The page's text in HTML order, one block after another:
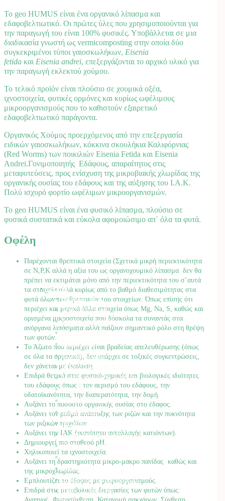
Το geo HUMUS είναι ένα οργανικό λίπασμα και
εδαφοβελτιωτικό. Οι πρώτες ύλες που χρησιμοποιούνται για
την παραγωγή του είναι 100% φυσικές. Υποβάλλεται σε μια
διαδικασία γνωστή ως vermicomposting στην οποία δύο
συγκεκριμένοι τύποι γαιοσκωλήκων, Eisenia
fetida και Eisenia andrei, επεξεργάζονται το αρχικό υλικό για
την παραγωγή εκλεκτού χούμου.
Το τελικό προϊόν είναι πλούσιο σε χουμικά οξέα,
ιχνοστοιχεία, φυτικές ορμόνες και κυρίως ωφέλιμους
μικροοργανισμούς που το καθιστούν εξαιρετικό
εδαφοβελτιωτικό παράγοντα.
Οργανικός Χούμος προερχόμενος από την επεξεργασία
ειδικών γαιοσκωλήκων, κόκκινα σκουλήκια Καλιφόρνιας
(Red Worms) των ποικιλιών Eisenia Fetida και Eisenia
Andrei.Γονιμοποιητής Εδάφους, απαραίτητος στις
μεταφυτεύσεις, προς ενίσχυση της μικροβιακής χλωρίδας της
οργανικής ουσίας του εδάφους και της αύξησης του Ι.Α.Κ.
Πολύ ισχυρό φορτίο ωφέλιμων μικροοργανισμών.
Το geo HUMUS είναι ένα φυσικό λίπασμα, πλούσιο σε
φυσικά συστατικά και εύκολα αφομοιώσιμο απ΄ όλα τα φυτά.
Οφέλη
Παρέχονται θρεπτικά στοιχεία (Σχετικά μικρή περιεκτικότητα
σε Ν,Ρ,Κ αλλά η αξία του ως οργανοχουμικό λίπασμα δεν θα
πρέπει να εκτιμάται μόνο από την περιεκτικότητα του σ’αυτά
τα στοιχεία αλλά κυρίως από το βαθμό διαθεσιμότητας στα
φυτά όλων των θρεπτικών του στοιχείων. Όπως επίσης ότι
περιέχει και μερικά άλλα στοιχεία όπως Mg, Na, S, καθώς και
ορισμένα μικροστοιχεία που δύσκολα τα συναντάς στα
ανόργανα λιπάσματα αλλά παίζουν σημαντικό ρόλο στη θρέψη
των φυτών.
Το Άζωτο που περιέχει είναι βραδείας απελευθέρωσης (όπως
σε όλα τα οργανικά), δεν υπάρχει σε τοξικές συγκεντρώσεις,
δεν χάνεται με έκπλυση.
Επιδρά θετικά στις φυσικό-χημικές και βιολογικές ιδιότητες
του εδάφους όπως : τον αερισμό του εδάφους, την
υδατοϊκανότητα, την διαπερατότητα, την δομή.
Αυξάνει το ποσοστό οργανικής ουσίας στο έδαφος.
Αυξάνει τον ρυθμό ανάπτυξης των ριζών και την πυκνότητα
των ριζικών τριχιδίων.
Αυξάνει την ΙΑΚ (ικανότητα ανταλλαγής κατιόντων).
Δημιουργεί πιο σταθερό pH.
Χηλικοποιεί τα ιχνοστοιχεία.
Αυξάνει τη δραστηριότητα μίκρο-μάκρο πανίδας καθώς και
της μικροχλωρίδας.
Εμπλουτίζει το έδαφος με μικροοργανισμούς.
Επιδρά στις μεταβολικές διεργασίες των φυτών όπως:
Stihl
Αλυσοπρίονα
Χορτοκοπτικά
Σύστημα Kombi
Σύστημα Multi
Φυσητήρες
Μηχανές Γκαζόν
Ψαλίδια Μπορντούρας
Μηχανήματα Καθαρισμού
Σκαπτικά
Ελαιοραβδιστικά
Τεμαχιστές
Αντλίες Νερού
Αρμοκόφτες Γεωτρύπανα
Εργαλεία-Προστασία
Αξεσουάρ Μηχανημάτων
Λιπαντικά
Μπαταρίες & Φορτιστές
Stihl Collection